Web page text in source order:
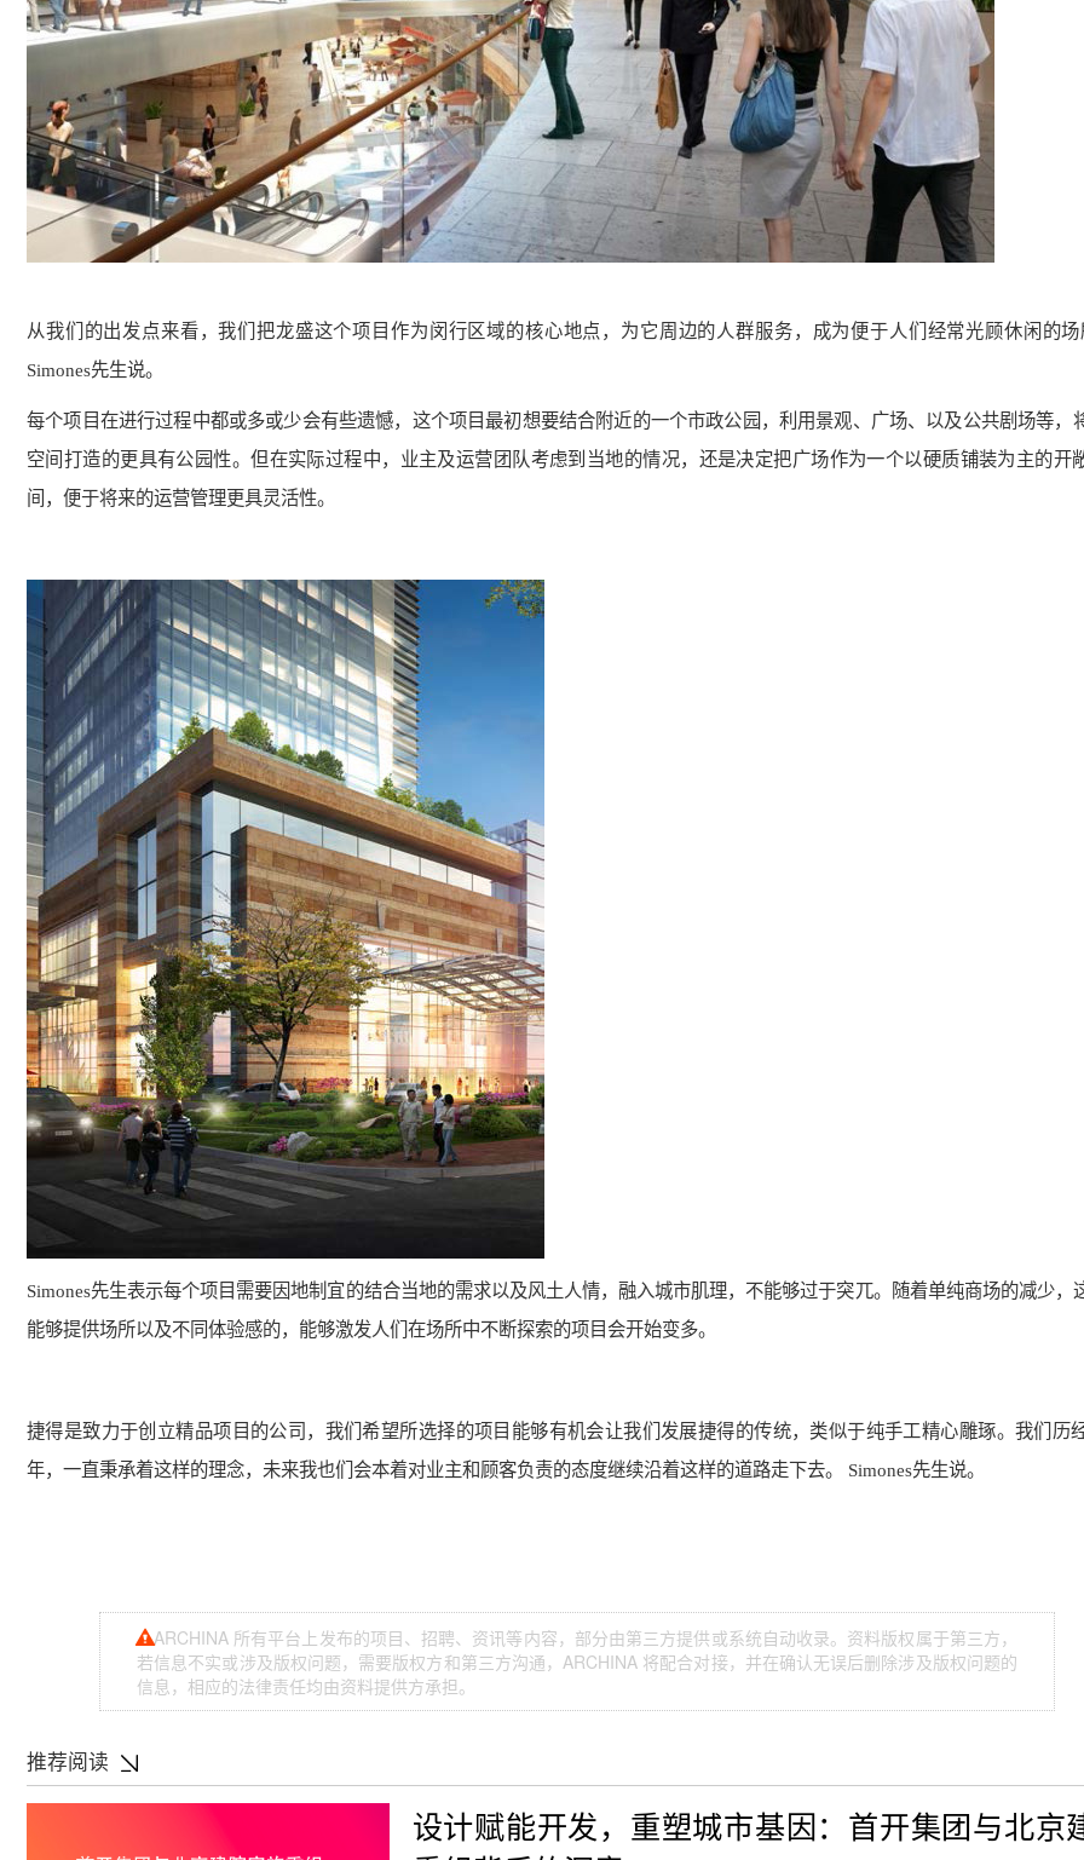
从我们的出发点来看，我们把龙盛这个项目作为闵行区域的核心地点，为它周边的人群服务，成为便于人们经常光顾休闲的场
Simones先生说。
每个项目在进行过程中都或多或少会有些遗憾，这个项目最初想要结合附近的一个市政公园，利用景观、广场、以及公共剧场等，
空间打造的更具有公园性。但在实际过程中，业主及运营团队考虑到当地的情况，还是决定把广场作为一个以硬质铺装为主的开
间，便于将来的运营管理更具灵活性。
Simones先生表示每个项目需要因地制宜的结合当地的需求以及风土人情，融入城市肌理，不能够过于突兀。随着单纯商场的减少，
能够提供场所以及不同体验感的，能够激发人们在场所中不断探索的项目会开始变多。
捷得是致力于创立精品项目的公司，我们希望所选择的项目能够有机会让我们发展捷得的传统，类似于纯手工精心雕琢。我们历
年，一直秉承着这样的理念，未来我也们会本着对业主和顾客负责的态度继续沿着这样的道路走下去。 Simones先生说。
ARCHINA 所有平台上发布的项目、招聘、资讯等内容，部分由第三方提供或系统自动收录。资料版权属于第三方，
若信息不实或涉及版权问题，需要版权方和第三方沟通，ARCHINA 将配合对接，并在确认无误后删除涉及版权问题的
信息，相应的法律责任均由资料提供方承担。
推荐阅读
设计赋能开发，重塑城市基因：首开集团与北京